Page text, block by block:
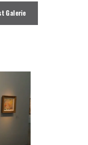
Galerie